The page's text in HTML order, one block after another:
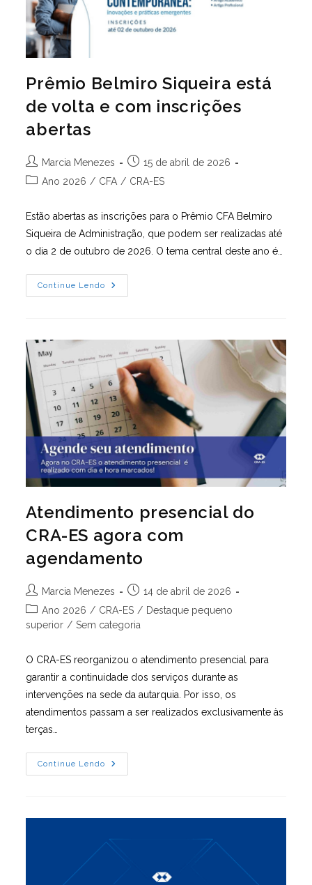
Prêmio Belmiro Siqueira está
de volta e com inscrições
abertas
Autor
do
Marcia Menezes
Post
publicado:
15 de abril de 2026
Categoria
post:
Ano 2026 / CFA / CRA-ES
Estão abertas as inscrições para o Prêmio CFA Belmiro
Siqueira de Administração, que podem ser realizadas até
o dia 2 de outubro de 2026. O tema central deste ano é…
Continue Lendo
Prêmio
Belmiro
Com
Inscrições
Abertas
Atendimento presencial do
CRA-ES agora com
agendamento
Autor
do
Marcia Menezes
Post
publicado:
14 de abril de 2026
Categoria
do
Ano 2026 / CRA-ES / Destaque pequeno
superior / Sem categoria
O CRA-ES reorganizou o atendimento presencial para
garantir a continuidade dos serviços durante as
intervenções na sede da autarquia. Por isso, os
atendimentos passam a ser realizados exclusivamente às
terças…
Continue Lendo
Atendimento
Presencial